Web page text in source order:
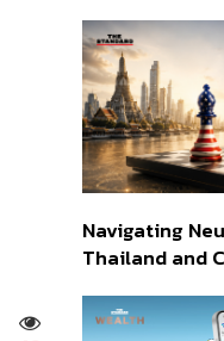
ส่วนยุทธศาสตร์
อินโดนีเซีย
Navigating
Thailand and
Order